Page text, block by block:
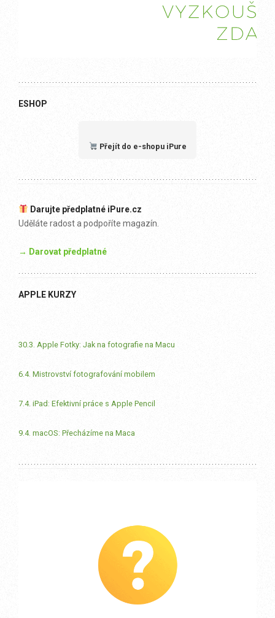
ESHOP
Přejít do e-shopu iPure
Darujte předplatné iPure.cz
Uděláte radost a podpoříte magazín.
→ Darovat předplatné
APPLE KURZY
30.3. Apple Fotky: Jak na fotografie na Macu
6.4. Mistrovství fotografování mobilem
7.4. iPad: Efektivní práce s Apple Pencil
9.4. macOS: Přecházíme na Maca